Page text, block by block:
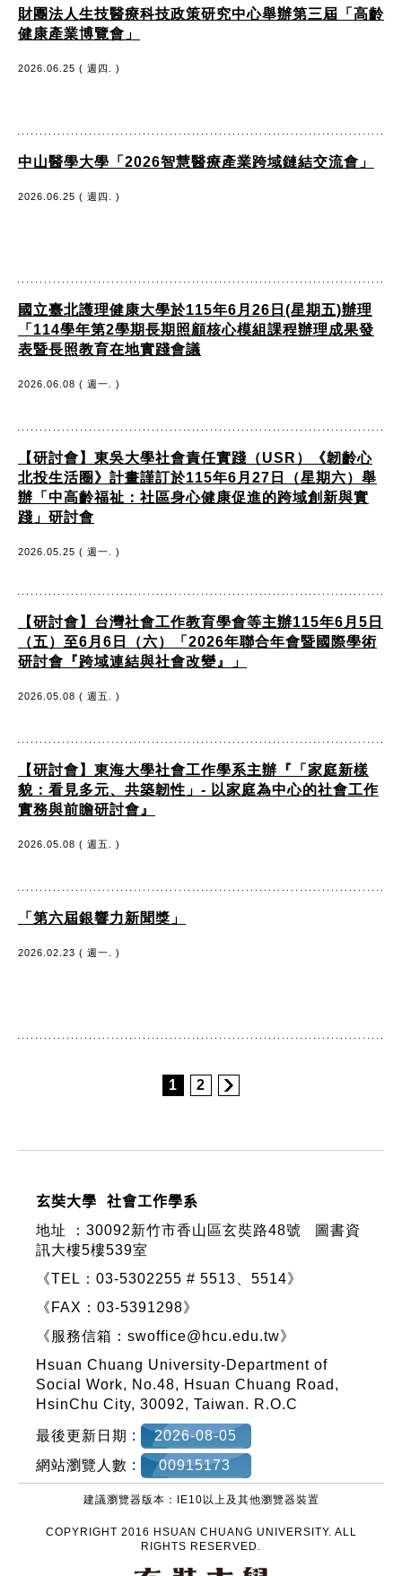
財團法人生技醫療科技政策研究中心舉辦第三屆「高齡
健康產業博覽會」
2026.06.25 ( 週四. )
中山醫學大學「2026智慧醫療產業跨域鏈結交流會」
2026.06.25 ( 週四. )
國立臺北護理健康大學於115年6月26日(星期五)辦理
「114學年第2學期長期照顧核心模組課程辦理成果發
表暨長照教育在地實踐會議
2026.06.08 ( 週一. )
【研討會】東吳大學社會責任實踐（USR）《韌齡心
北投生活圈》計畫謹訂於115年6月27日（星期六）舉
辦「中高齡福祉：社區身心健康促進的跨域創新與實
踐」研討會
2026.05.25 ( 週一. )
【研討會】台灣社會工作教育學會等主辦115年6月5日
（五）至6月6日（六）「2026年聯合年會暨國際學術
研討會『跨域連結與社會改變』」
2026.05.08 ( 週五. )
【研討會】東海大學社會工作學系主辦『「家庭新樣
貌：看見多元、共築韌性」- 以家庭為中心的社會工作
實務與前瞻研討會』
2026.05.08 ( 週五. )
「第六屆銀響力新聞獎」
2026.02.23 ( 週一. )
1 2
玄奘大學 社會工作學系
地址 ： 30092新竹市香山區玄奘路48號
圖書資
訊大樓5樓539室
《TEL：03-5302255 # 5513、5514》
《FAX：03-5391298》
《服務信箱： swoffice@hcu.edu.tw》
Hsuan Chuang University-Department of
Social Work, No.48, Hsuan Chuang Road,
HsinChu City, 30092, Taiwan. R.O.C
最後更新日期 :
2026-08-05
網站瀏覽人數 :
00915173
建議瀏覽器版本：IE10以上及其他瀏覽器裝置
COPYRIGHT 2016 HSUAN CHUANG UNIVERSITY. ALL
RIGHTS RESERVED.